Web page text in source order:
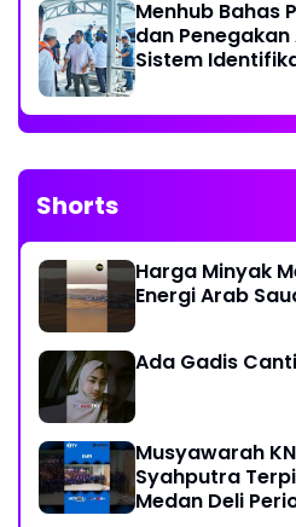
Menhub Bahas
dan
Sistem
Shorts
Harga Minyak
Energi Arab
Ada Gadis
Musyawarah
Syahputra
Medan Deli